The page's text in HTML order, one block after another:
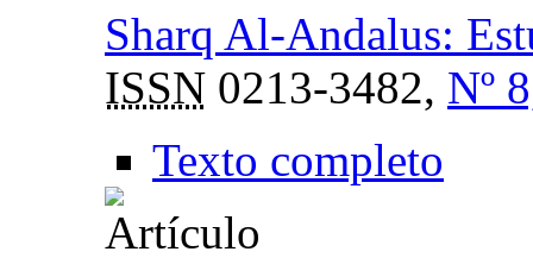
Sharq Al-Andalus:
ISSN 0213-3482, Nº
Texto completo